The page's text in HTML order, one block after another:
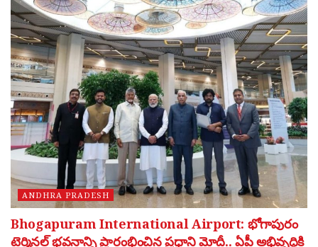
ANDHRA PRADESH
Bhogapuram International Airport: భోగాపురం
టెర్మినల్ భవనాన్ని ప్రారంభించిన ప్రధాని మోదీ.. ఏపీ అభివృద్ధికి